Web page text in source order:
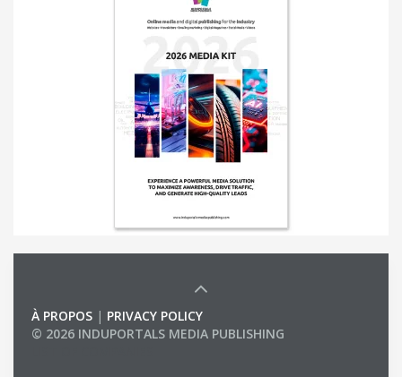
À PROPOS | PRIVACY POLICY
© 2026 INDUPORTALS MEDIA PUBLISHING